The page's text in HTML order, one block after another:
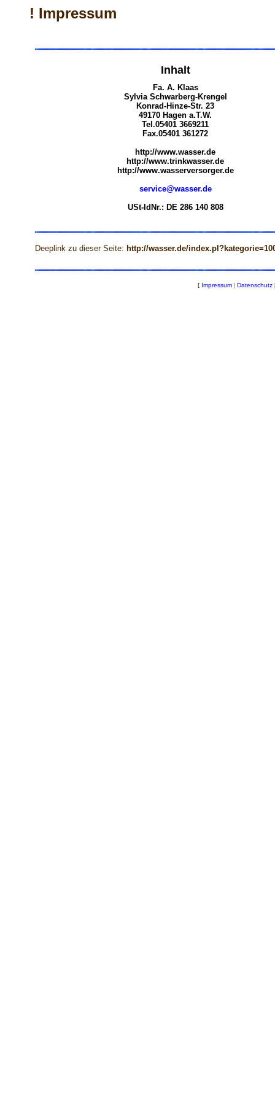
! Impressum
Inhalt
Fa. A. Klaas
Sylvia Schwarberg-Krengel
Konrad-Hinze-Str. 23
49170 Hagen a.T.W.
Tel.05401 3669211
Fax.05401 361272
http://www.wasser.de
http://www.trinkwasser.de
http://www.wasserversorger.de
service@wasser.de
USt-IdNr.: DE 286 140 808
Deeplink zu dieser Seite: http://wasser.de/
[ Impressum | Datenschutz